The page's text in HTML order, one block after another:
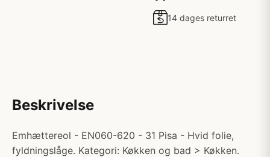
14 dages returret
Beskrivelse
Emhættereol - EN060-620 - 31 Pisa - Hvid folie,
fyldningslåge. Kategori: Køkken og bad > Køkken.